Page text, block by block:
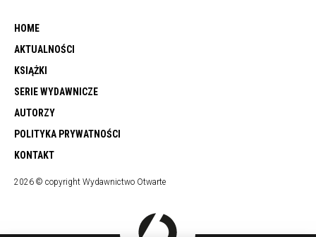
HOME
AKTUALNOŚCI
KSIĄŻKI
SERIE WYDAWNICZE
AUTORZY
POLITYKA PRYWATNOŚCI
KONTAKT
2026 © copyright Wydawnictwo Otwarte